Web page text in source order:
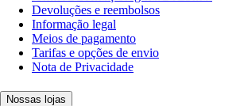
Devoluções e reembolsos
Informação legal
Meios de pagamento
Tarifas e opções de envio
Nota de Privacidade
Nossas lojas